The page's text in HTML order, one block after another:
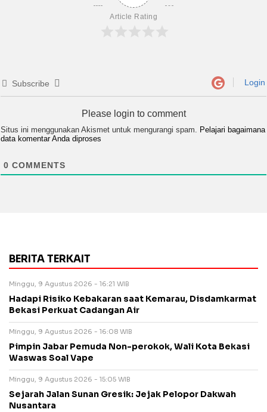
Article Rating
Subscribe Login
Please login to comment
Situs ini menggunakan Akismet untuk mengurangi spam. Pelajari bagaimana
data komentar Anda diproses
0 COMMENTS
BERITA TERKAIT
Minggu, 9 Agustus 2026 - 16:21 WIB
Hadapi Risiko Kebakaran saat Kemarau, Disdamkarmat
Bekasi Perkuat Cadangan Air
Minggu, 9 Agustus 2026 - 16:08 WIB
Pimpin Jabar Pemuda Non-perokok, Wali Kota Bekasi
Waswas Soal Vape
Minggu, 9 Agustus 2026 - 15:05 WIB
Sejarah Jalan Sunan Gresik: Jejak Pelopor Dakwah
Nusantara